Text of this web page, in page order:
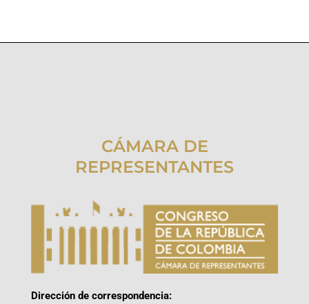
CÁMARA DE
REPRESENTANTES
Dirección de correspondencia: